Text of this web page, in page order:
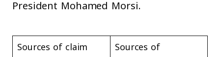
President Mohamed Morsi.
Sources of
Sources of claim